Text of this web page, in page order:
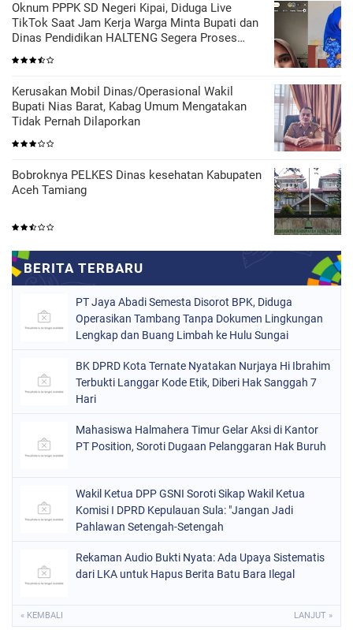
Oknum PPPK SD Negeri Kipai, Diduga Live
TikTok Saat Jam Kerja Warga Minta Bupati dan
Dinas Pendidikan HALTENG Segera Proses
Sesuai Hukum
Kerusakan Mobil Dinas/Operasional Wakil
Bupati Nias Barat, Kabag Umum Mengatakan
Tidak Pernah Dilaporkan
Bobroknya PELKES Dinas kesehatan Kabupaten
Aceh Tamiang
PT Jaya Abadi Semesta Disorot BPK, Diduga
Operasikan Tambang Tanpa Dokumen Lingkungan
Lengkap dan Buang Limbah ke Hulu Sungai
BK DPRD Kota Ternate Nyatakan Nurjaya Hi Ibrahim
Terbukti Langgar Kode Etik, Diberi Hak Sanggah 7
Hari
Mahasiswa Halmahera Timur Gelar Aksi di Kantor
PT Position, Soroti Dugaan Pelanggaran Hak Buruh
Wakil Ketua DPP GSNI Soroti Sikap Wakil Ketua
Komisi I DPRD Kepulauan Sula: "Jangan Jadi
Pahlawan Setengah-Setengah
Rekaman Audio Bukti Nyata: Ada Upaya Sistematis
dari LKA untuk Hapus Berita Batu Bara Ilegal
« KEMBALI LANJUT »